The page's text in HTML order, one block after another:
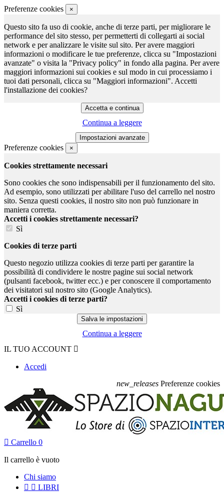
Preferenze cookies ×
Questo sito fa uso di cookie, anche di terze parti, per migliorare le
performance del sito stesso, per permetterti di collegarti ai social
network e per analizzare le visite sul sito. Per avere maggiori
informazioni o modificare le tue preferenze, clicca su "Impostazioni
avanzate" o visita la "Privacy policy" in fondo alla pagina. Per avere
maggiori informazioni sui cookies e sul modo in cui processiamo i
tuoi dati personali, clicca su "Maggiori informazioni". Accetti
l'installazione dei cookies?
Continua a leggere
Preferenze cookies ×
Cookies strettamente necessari
Sono cookies che sono indispensabili per il funzionamento del sito.
Ad esempio, sono utilizzati per abilitare l'uso del carrello nel nostro
sito. Senza questi cookies, il nostro sito non può funzionare in
maniera corretta.
Accetti i cookies strettamente necessari?
Sì
Cookies di terze parti
Questo negozio utilizza cookies di terze parti per garantire la
possibilità di condividere le nostre pagine sui social network
(pulsanti facebook, twitter ecc.) e per conoscere il comportamento
dei visitatori sul nostro sito (Google Analytics).
Accetti i cookies di terze parti?
Sì
Continua a leggere
IL TUO ACCOUNT 
Accedi
new_releases Preferenze cookies
 Carrello 0
Il carrello è vuoto
Chi siamo
  LIBRI